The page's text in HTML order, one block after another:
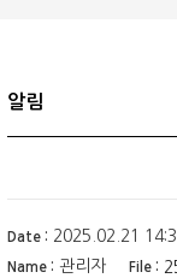
알림
Date : 2025.02.21
Name : 관리자 File :